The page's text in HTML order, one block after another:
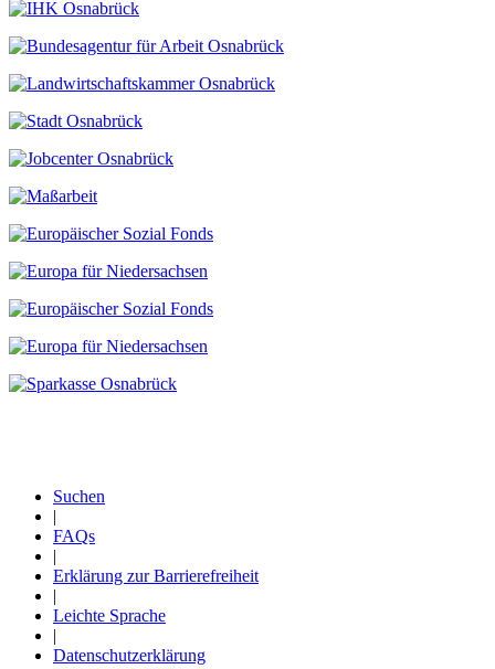
Fußzeile
Suchen
|
FAQs
|
Erklärung zur Barrierefreiheit
|
Leichte Sprache
|
Datenschutzerklärung